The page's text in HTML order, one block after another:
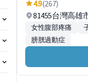
4.9(267)
81455台灣高雄
女性腹部疼痛
膀胱過動症